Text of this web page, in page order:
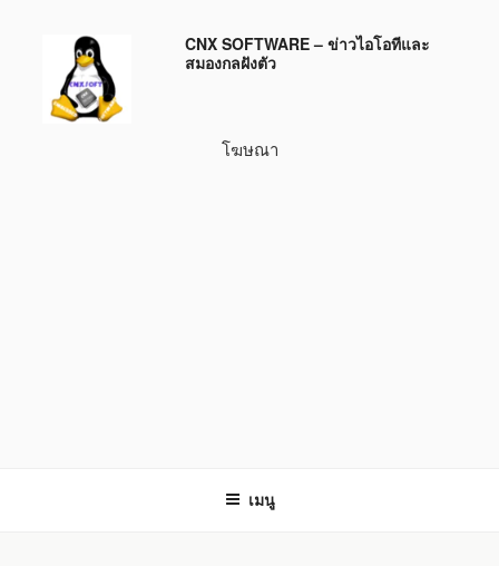
บทความ
CNX SOFTWARE – ข่าวไอโอทีและ
สมองกลฝังตัว
โฆษณา
เมนู